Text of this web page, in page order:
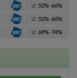
U: 52%-66%
U: 52%-66%
U: 69%-74%